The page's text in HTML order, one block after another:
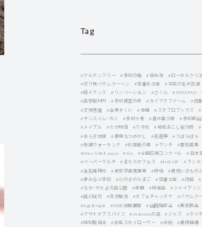
Tag
#グルテンフリー #多可の輪 #日光寺
#ローカルクリ
#切り株バウムクーヘン
#定番お土産 #平成の名水百選
#縁トランス
#リノベーション #さくら #TAKAFAN
#森安製材所
#多可青雲の家 #カイマナファーム #雨
#文殊菩薩
#金魚すくい #生機 #スタブロブックス
#サンスイム・カミ
#多可十景 #清水亜沙美
#多可町山
#メイプル
#たか物語 #八千代 #地域おこし協力隊 #
#ゆらぎ体操
#農場なつめやし #岩座神 #うばらばら
#毎週ウォーキング
#杉原紙の里 #ランチ #愛称募集
#Miss SAKE Japan
#3ix #全国広報コンクール #日本
#ペーパーマルチ
#まちたかフェス #HALOP #ランキ
#金比羅神社
#産官学連携事業 #移住 #青垣いきもの
#夢みる小学校
#ひのきのたまご #定番土産 #肉倍 #
#なか・やちよの森公園
#年間 #特産品 #ジャイアンツ
#越川誠司
#定点観測 #カフェチャッタナ #バウムク
#AgLiBright
#WEB絵画展覧 #山田錦部会 #無印良品
#アウトドアスパイス
#chattanaの森 #ジャズ #ネイ
#特別栽培米
#妙見スカイローラー #米粉 #農研機構